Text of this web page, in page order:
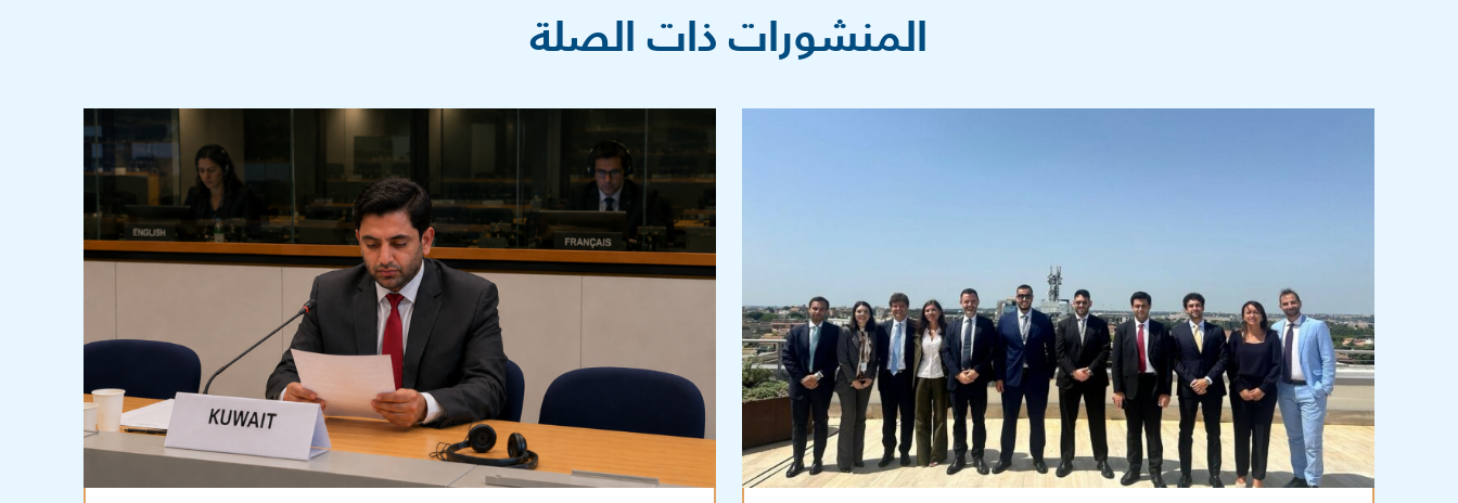
المنشورات ذات الصلة